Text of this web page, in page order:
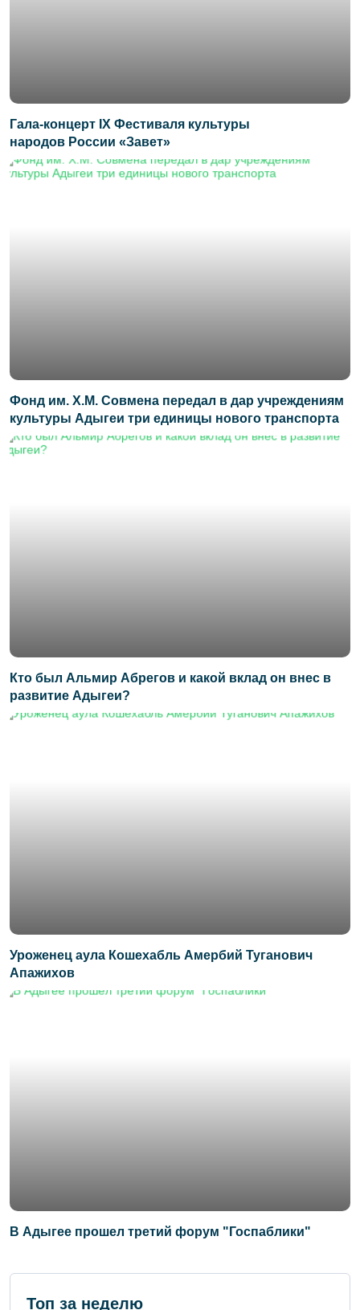
Гала-концерт IX Фестиваля культуры
народов России «Завет»
Фонд им. Х.М. Совмена передал в дар учреждениям
культуры Адыгеи три единицы нового транспорта
Кто был Альмир Абрегов и какой вклад он внес в
развитие Адыгеи?
Уроженец аула Кошехабль Амербий Туганович
Апажихов
В Адыгее прошел третий форум "Госпаблики"
Топ за неделю